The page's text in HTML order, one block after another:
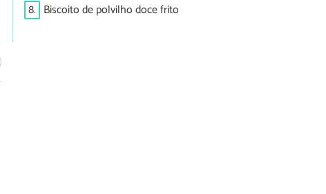
8. Biscoito de polvilho doce frito